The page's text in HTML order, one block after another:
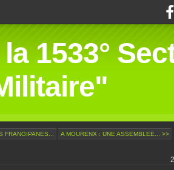
1533°
FRANGIPANES... A MOURENX : UNE ASSEMBLEE... >>